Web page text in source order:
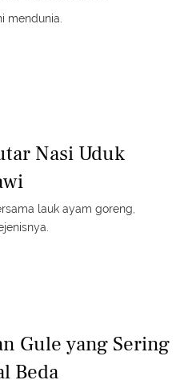
mendunia.
Nasi Uduk
lauk ayam goreng,
Gule yang Sering
Beda